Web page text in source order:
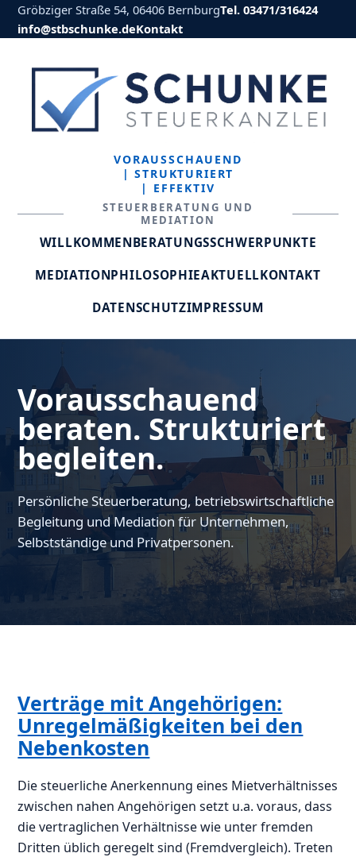
Gröbziger Straße 54, 06406 BernburgTel. 03471/316424
info@stbschunke.deKontakt
VORAUSSCHAUEND
| STRUKTURIERT
| EFFEKTIV
STEUERBERATUNG UND
MEDIATION
WILLKOMMENBERATUNGSSCHWERPUNKTE
MEDIATIONPHILOSOPHIEAKTUELLKONTAKT
DATENSCHUTZIMPRESSUM
Vorausschauend
beraten. Strukturiert
begleiten.
Persönliche Steuerberatung, betriebswirtschaftliche
Begleitung und Mediation für Unternehmen,
Selbstständige und Privatpersonen.
Verträge mit Angehörigen:
Unregelmäßigkeiten bei den
Nebenkosten
Die steuerliche Anerkennung eines Mietverhältnisses
zwischen nahen Angehörigen setzt u.a. voraus, dass
die vertraglichen Verhältnisse wie unter fremden
Dritten üblich geregelt sind (Fremdvergleich). Treten